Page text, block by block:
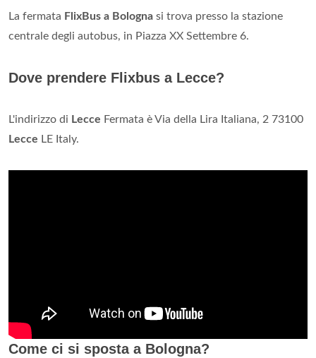
La fermata FlixBus a Bologna si trova presso la stazione
centrale degli autobus, in Piazza XX Settembre 6.
Dove prendere Flixbus a Lecce?
L'indirizzo di Lecce Fermata è Via della Lira Italiana, 2 73100
Lecce LE Italy.
Come ci si sposta a Bologna?